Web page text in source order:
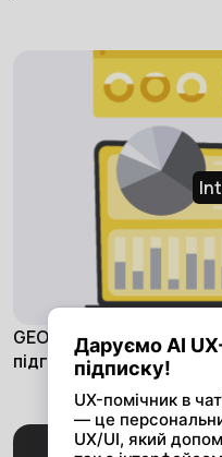
GEO (Generative
підготувати сайт до